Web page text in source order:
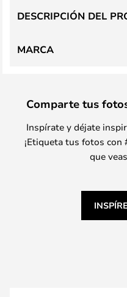
DESCRIPCIÓN DEL
MARCA
Comparte tus
Inspírate y déjate
¡Etiqueta tus fotos con
que